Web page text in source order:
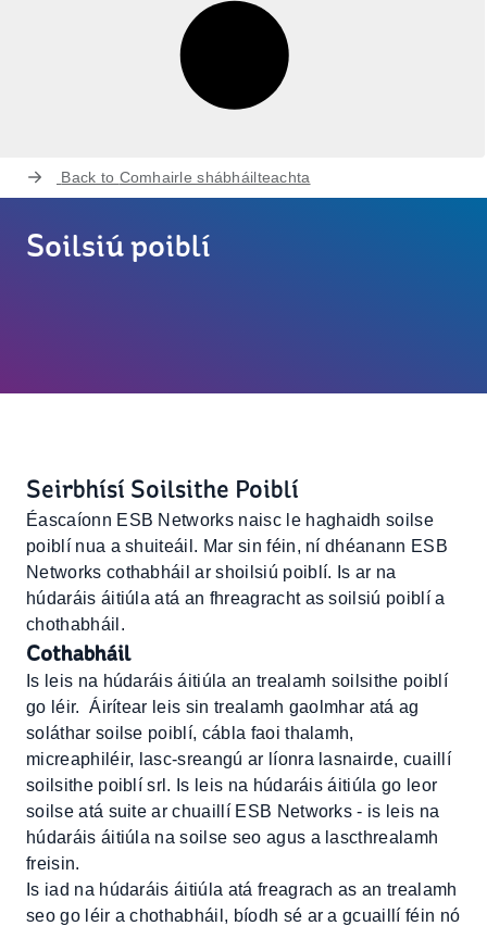
Back to Comhairle shábháilteachta
Soilsiú poiblí
Seirbhísí Soilsithe Poiblí
Éascaíonn ESB Networks naisc le haghaidh soilse
poiblí nua a shuiteáil. Mar sin féin, ní dhéanann ESB
Networks cothabháil ar shoilsiú poiblí. Is ar na
húdaráis áitiúla atá an fhreagracht as soilsiú poiblí a
chothabháil.
Cothabháil
Is leis na húdaráis áitiúla an trealamh soilsithe poiblí
go léir. Áirítear leis sin trealamh gaolmhar atá ag
soláthar soilse poiblí, cábla faoi thalamh,
micreaphiléir, lasc-sreangú ar líonra lasnairde, cuaillí
soilsithe poiblí srl. Is leis na húdaráis áitiúla go leor
soilse atá suite ar chuaillí ESB Networks - is leis na
húdaráis áitiúla na soilse seo agus a lascthrealamh
freisin.
Is iad na húdaráis áitiúla atá freagrach as an trealamh
seo go léir a chothabháil, bíodh sé ar a gcuaillí féin nó